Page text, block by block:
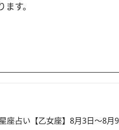
す。
座占い【乙女座】8月3日～8月